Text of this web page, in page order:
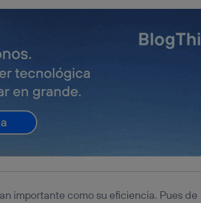
importante como su eficiencia. Pues de